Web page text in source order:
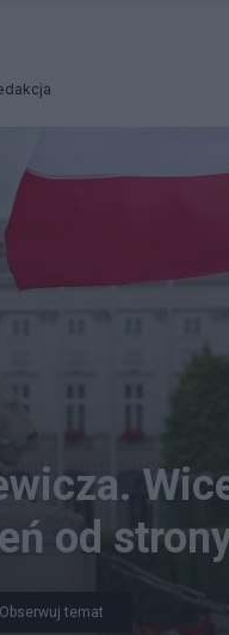
od
Obserwuj temat